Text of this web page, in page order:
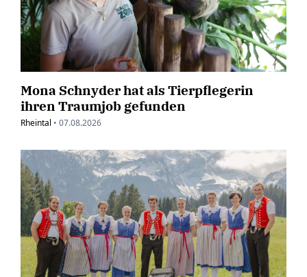
Mona Schnyder hat als Tierpflegerin
ihren Traumjob gefunden
Rheintal • 07.08.2026